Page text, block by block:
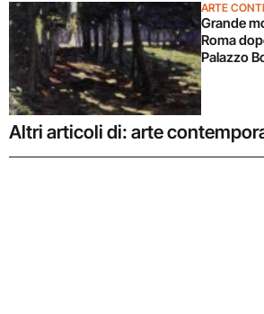
ARTE
Grande
Roma
Palazzo
Altri articoli di: arte